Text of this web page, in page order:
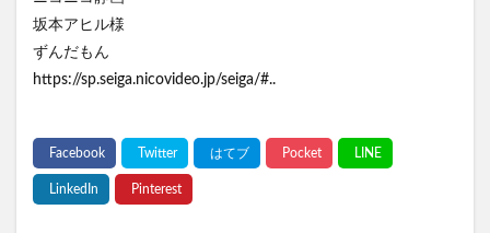
坂本アヒル様
ずんだもん
https://sp.seiga.nicovideo.jp/seiga/#..